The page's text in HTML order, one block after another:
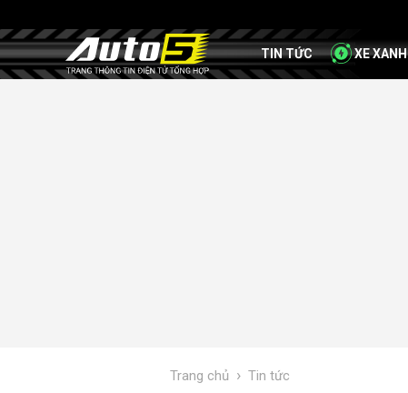
TIN TỨC XE XANH
Trang chủ › Tin tức